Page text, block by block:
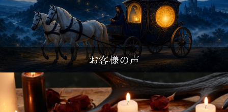
お客様の声